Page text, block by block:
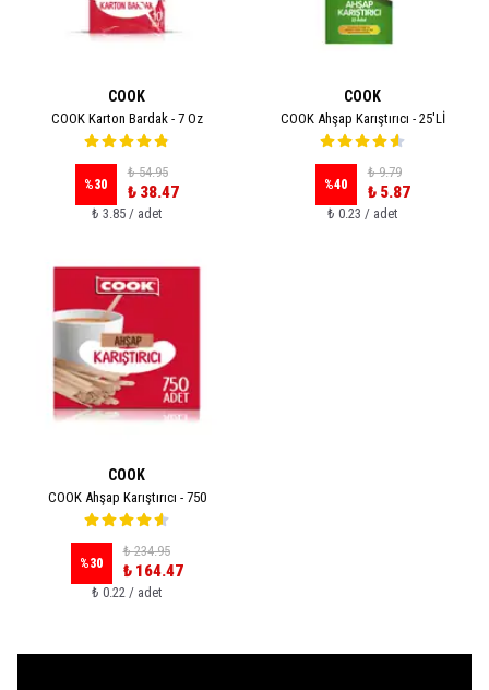
COOK
COOK Karton Bardak - 7 Oz
%30
₺ 54.95
₺ 38.47
₺ 3.85 / adet
COOK
COOK Ahşap Karıştırıcı - 25'Lİ
%40
₺ 9.79
₺ 5.87
₺ 0.23 / adet
COOK
COOK Ahşap Karıştırıcı - 750
%30
₺ 234.95
₺ 164.47
₺ 0.22 / adet